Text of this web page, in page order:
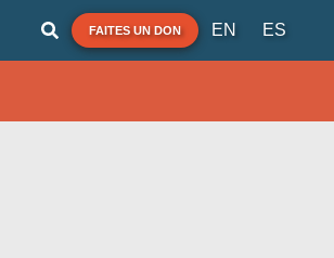
FAITES UN DON EN ES